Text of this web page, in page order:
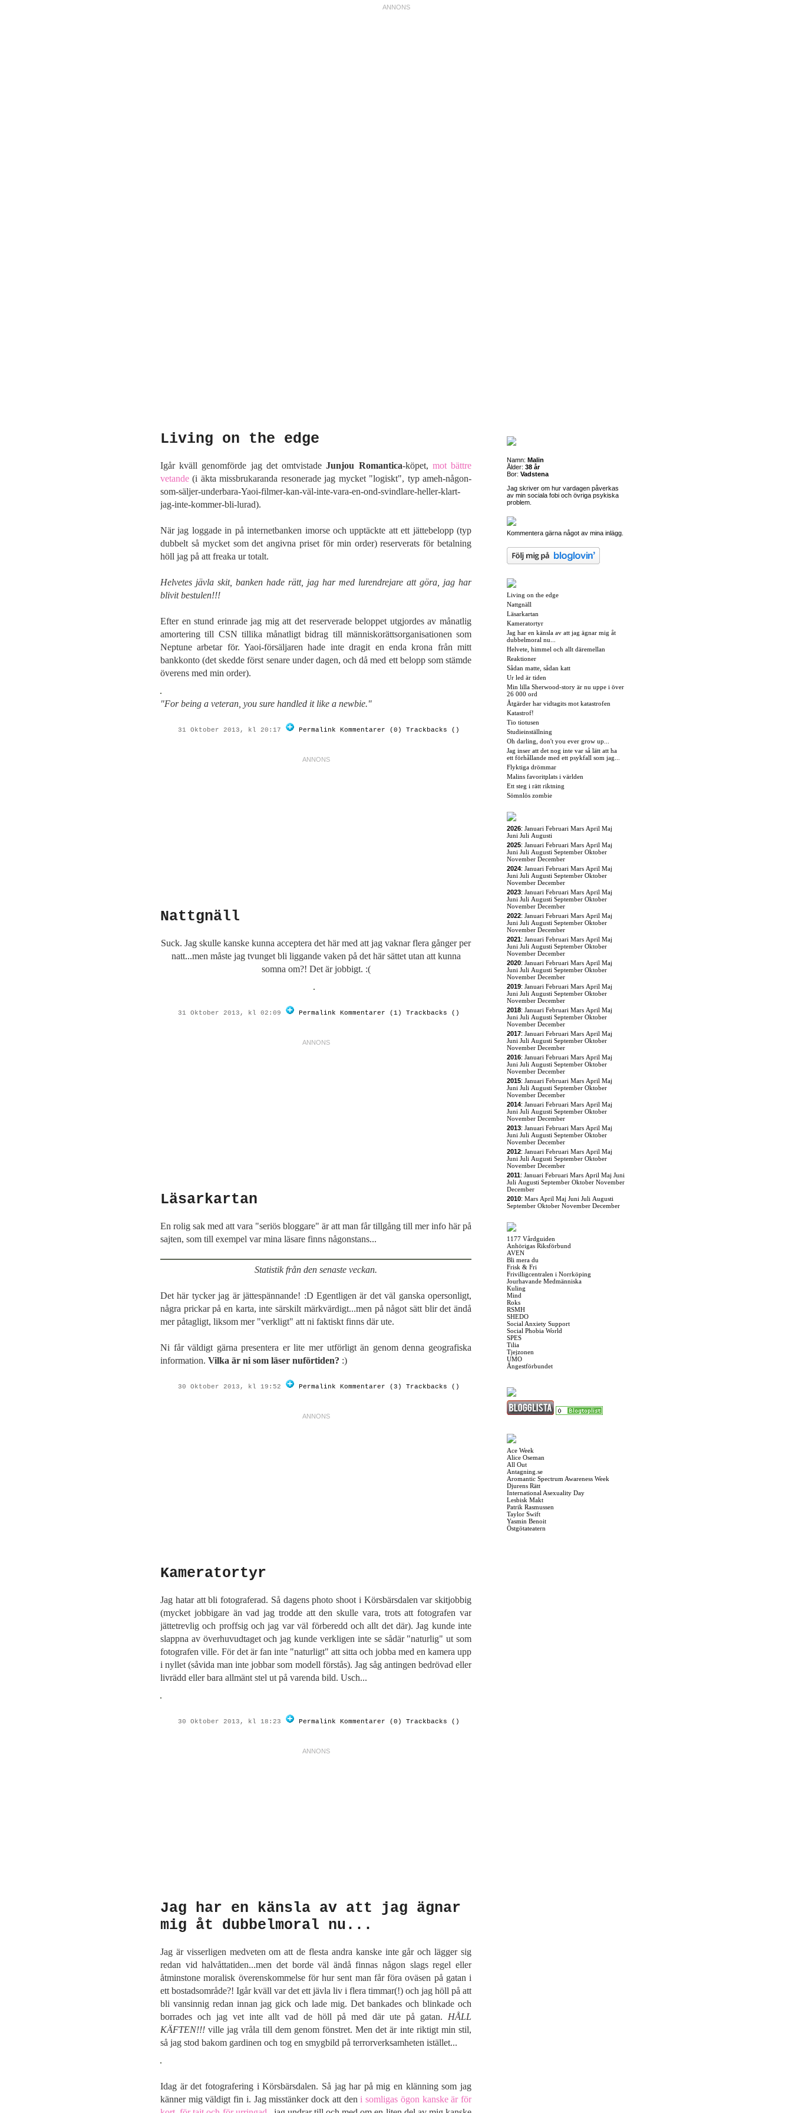
Living on the edge
Igår kväll genomförde jag det omtvistadeJunjou Romantica-köpet, mot bättre
vetande (i äkta missbrukaranda resonerade jag mycket "logiskt", typ ameh-någon-
som-säljer-underbara-Yaoi-filmer-kan-väl-inte-vara-en-ond-svindlare-heller-klart-
jag-inte-kommer-bli-lurad).
När jag loggade in på internetbanken imorse och upptäckte att ett jättebelopp (typ
dubbelt så mycket som det angivna priset för min order) reserverats för betalning
höll jag på att freaka ur totalt.
Helvetes jävla skit, banken hade rätt, jag har med lurendrejare att göra, jag har
blivit bestulen!!!
Efter en stund erinrade jag mig att det reserverade beloppet utgjordes av månatlig
amortering till CSN tillika månatligt bidrag till människorättsorganisationen som
Neptune arbetar för. Yaoi-försäljaren hade inte dragit en enda krona från mitt
bankkonto (det skedde först senare under dagen, och då med ett belopp som stämde
överens med min order).
"For being a veteran, you sure handled it like a newbie."
31 Oktober 2013, kl 20:17 Permalink Kommentarer (0) Trackbacks ()
Nattgnäll
Suck. Jag skulle kanske kunna acceptera det här med att jag vaknar flera gånger per
natt...men måste jag tvunget bli liggande vaken på det här sättet utan att kunna
somna om?! Det är jobbigt. :(
31 Oktober 2013, kl 02:09 Permalink Kommentarer (1) Trackbacks ()
Läsarkartan
En rolig sak med att vara "seriös bloggare" är att man får tillgång till mer info här på
sajten, som till exempel var mina läsare finns någonstans...
Statistik från den senaste veckan.
Det här tycker jag är jättespännande! :D Egentligen är det väl ganska opersonligt,
några prickar på en karta, inte särskilt märkvärdigt...men på något sätt blir det ändå
mer påtagligt, liksom mer "verkligt" att ni faktiskt finns där ute.
Ni får väldigt gärna presentera er lite mer utförligt än genom denna geografiska
information. Vilka är ni som läser nuförtiden? :)
30 Oktober 2013, kl 19:52 Permalink Kommentarer (3) Trackbacks ()
Kameratortyr
Jag hatar att bli fotograferad. Så dagens photo shoot i Körsbärsdalen var skitjobbig
(mycket jobbigare än vad jag trodde att den skulle vara, trots att fotografen var
jättetrevlig och proffsig och jag var väl förberedd och allt det där). Jag kunde inte
slappna av överhuvudtaget och jag kunde verkligen inte se sådär "naturlig" ut som
fotografen ville. För det är fan inte "naturligt" att sitta och jobba med en kamera upp
i nyllet (såvida man inte jobbar som modell förstås). Jag såg antingen bedrövad eller
livrädd eller bara allmänt stel ut på varenda bild. Usch...
30 Oktober 2013, kl 18:23 Permalink Kommentarer (0) Trackbacks ()
Jag har en känsla av att jag ägnar
mig åt dubbelmoral nu...
Jag är visserligen medveten om att de flesta andra kanske inte går och lägger sig
redan vid halvåttatiden...men det borde väl ändå finnas någon slags regel eller
åtminstone moralisk överenskommelse för hur sent man får föra oväsen på gatan i
ett bostadsområde?! Igår kväll var det ett jävla liv i flera timmar(!) och jag höll på att
bli vansinnig redan innan jag gick och lade mig. Det bankades och blinkade och
borrades och jag vet inte allt vad de höll på med där ute på gatan. HÅLL
KÄFTEN!!! ville jag vråla till dem genom fönstret. Men det är inte riktigt min stil,
så jag stod bakom gardinen och tog en smygbild på terrorverksamheten istället...
Idag är det fotografering i Körsbärsdalen. Så jag har på mig en klänning som jag
känner mig väldigt fin i. Jag misstänker dock att deni somligas ögon kanske är för
Namn: Malin
Ålder: 38 år
Bor: Vadstena
Jag skriver om hur vardagen påverkas
av min sociala fobi och övriga psykiska
problem.
Kommentera gärna något av mina inlägg.
Living on the edge
Nattgnäll
Läsarkartan
Kameratortyr
Jag har en känsla av att jag ägnar mig åt
dubbelmoral nu...
Helvete, himmel och allt däremellan
Reaktioner
Sådan matte, sådan katt
Ur led är tiden
Min lilla Sherwood-story är nu uppe i över
26 000 ord
Åtgärder har vidtagits mot katastrofen
Katastrof!
Tio tiotusen
Studieinställning
Oh darling, don't you ever grow up...
Jag inser att det nog inte var så lätt att ha
ett förhållande med ett psykfall som jag...
Flyktiga drömmar
Malins favoritplats i världen
Ett steg i rätt riktning
Sömnlös zombie
2026: Januari Februari Mars April Maj
Juni Juli Augusti
2025: Januari Februari Mars April Maj
Juni Juli Augusti September Oktober
November December
2024: Januari Februari Mars April Maj
Juni Juli Augusti September Oktober
November December
2023: Januari Februari Mars April Maj
Juni Juli Augusti September Oktober
November December
2022: Januari Februari Mars April Maj
Juni Juli Augusti September Oktober
November December
2021: Januari Februari Mars April Maj
Juni Juli Augusti September Oktober
November December
2020: Januari Februari Mars April Maj
Juni Juli Augusti September Oktober
November December
2019: Januari Februari Mars April Maj
Juni Juli Augusti September Oktober
November December
2018: Januari Februari Mars April Maj
Juni Juli Augusti September Oktober
November December
2017: Januari Februari Mars April Maj
Juni Juli Augusti September Oktober
November December
2016: Januari Februari Mars April Maj
Juni Juli Augusti September Oktober
November December
2015: Januari Februari Mars April Maj
Juni Juli Augusti September Oktober
November December
2014: Januari Februari Mars April Maj
Juni Juli Augusti September Oktober
November December
2013: Januari Februari Mars April Maj
Juni Juli Augusti September Oktober
November December
2012: Januari Februari Mars April Maj
Juni Juli Augusti September Oktober
November December
2011: Januari Februari Mars April Maj Juni
Juli Augusti September Oktober November
December
2010: Mars April Maj Juni Juli Augusti
September Oktober November December
1177 Vårdguiden
Anhörigas Riksförbund
AVEN
Bli mera du
Frisk & Fri
Frivilligcentralen i Norrköping
Jourhavande Medmänniska
Kuling
Mind
Roks
RSMH
SHEDO
Social Anxiety Support
Social Phobia World
SPES
Tilia
Tjejzonen
UMO
Ångestförbundet
Ace Week
Alice Oseman
All Out
Antagning.se
Aromantic Spectrum Awareness Week
Djurens Rätt
International Asexuality Day
Lesbisk Makt
Patrik Rasmussen
Taylor Swift
Yasmin Benoit
Östgötateatern